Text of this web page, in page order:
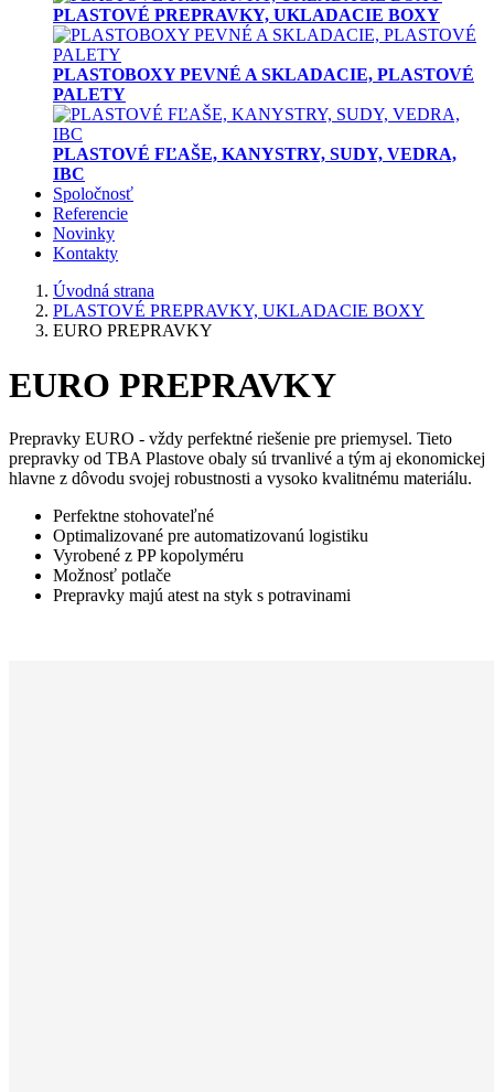
PLASTOVÉ PREPRAVKY, UKLADACIE BOXY
PLASTOBOXY PEVNÉ A SKLADACIE, PLASTOVÉ
PALETY
PLASTOVÉ FĽAŠE, KANYSTRY, SUDY, VEDRA,
IBC
Spoločnosť
Referencie
Novinky
Kontakty
Úvodná strana
PLASTOVÉ PREPRAVKY, UKLADACIE BOXY
EURO PREPRAVKY
EURO PREPRAVKY
Prepravky EURO - vždy perfektné riešenie pre priemysel. Tieto
prepravky od TBA Plastove obaly sú trvanlivé a tým aj ekonomickej
hlavne z dôvodu svojej robustnosti a vysoko kvalitnému materiálu.
Perfektne stohovateľné
Optimalizované pre automatizovanú logistiku
Vyrobené z PP kopolyméru
Možnosť potlače
Prepravky majú atest na styk s potravinami